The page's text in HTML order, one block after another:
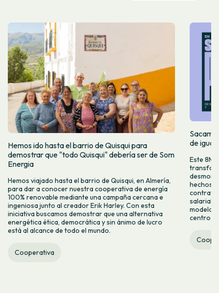
Hemos ido hasta el barrio de Quisqui para
demostrar que "todo Quisqui" debería ser de Som
Energia
Hemos viajado hasta el barrio de Quisqui, en Almería,
para dar a conocer nuestra cooperativa de energía
100% renovable mediante una campaña cercana e
ingeniosa junto al creador Erik Harley. Con esta
iniciativa buscamos demostrar que una alternativa
energética ética, democrática y sin ánimo de lucro
está al alcance de todo el mundo.
Cooperativa
de
Este 8M,
hechos y
salarial y
modelo
centro